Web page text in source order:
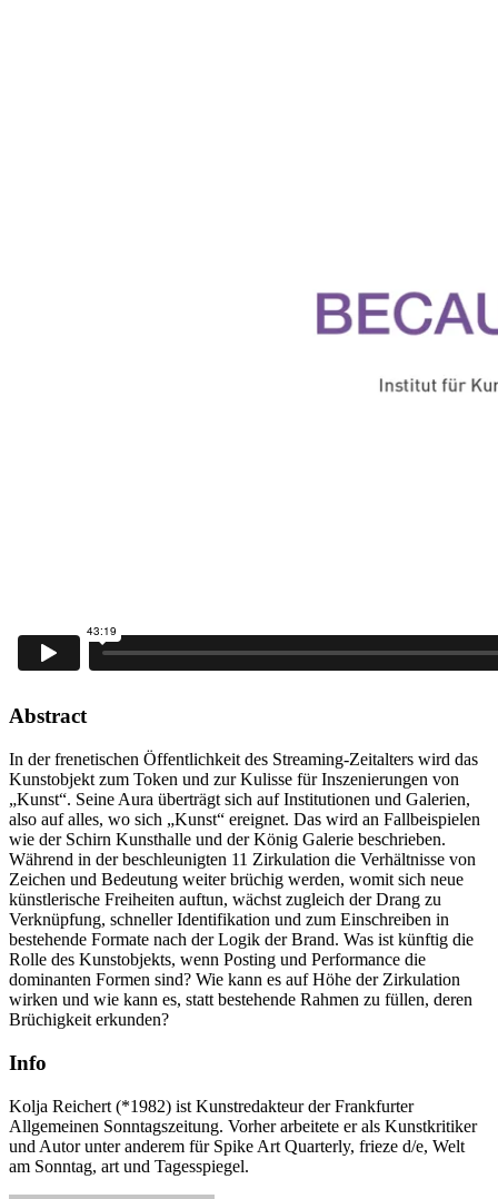
Abstract
In der frenetischen Öffentlichkeit des Streaming-Zeitalters wird das
Kunstobjekt zum Token und zur Kulisse für Inszenierungen von
„Kunst“. Seine Aura überträgt sich auf Institutionen und Galerien,
also auf alles, wo sich „Kunst“ ereignet. Das wird an Fallbeispielen
wie der Schirn Kunsthalle und der König Galerie beschrieben.
Während in der beschleunigten 11 Zirkulation die Verhältnisse von
Zeichen und Bedeutung weiter brüchig werden, womit sich neue
künstlerische Freiheiten auftun, wächst zugleich der Drang zu
Verknüpfung, schneller Identifikation und zum Einschreiben in
bestehende Formate nach der Logik der Brand. Was ist künftig die
Rolle des Kunstobjekts, wenn Posting und Performance die
dominanten Formen sind? Wie kann es auf Höhe der Zirkulation
wirken und wie kann es, statt bestehende Rahmen zu füllen, deren
Brüchigkeit erkunden?
Info
Kolja Reichert (*1982) ist Kunstredakteur der Frankfurter
Allgemeinen Sonntagszeitung. Vorher arbeitete er als Kunstkritiker
und Autor unter anderem für Spike Art Quarterly, frieze d/e, Welt
am Sonntag, art und Tagesspiegel.